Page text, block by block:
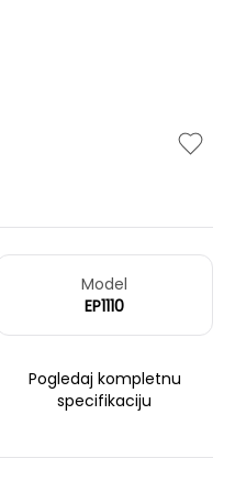
Model
EP1110
Pogledaj kompletnu
specifikaciju